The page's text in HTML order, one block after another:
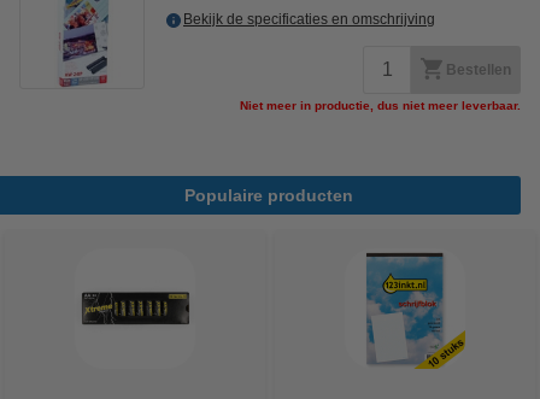
Bekijk de specificaties en omschrijving
Bestellen
Niet meer in productie, dus niet meer leverbaar.
Populaire producten